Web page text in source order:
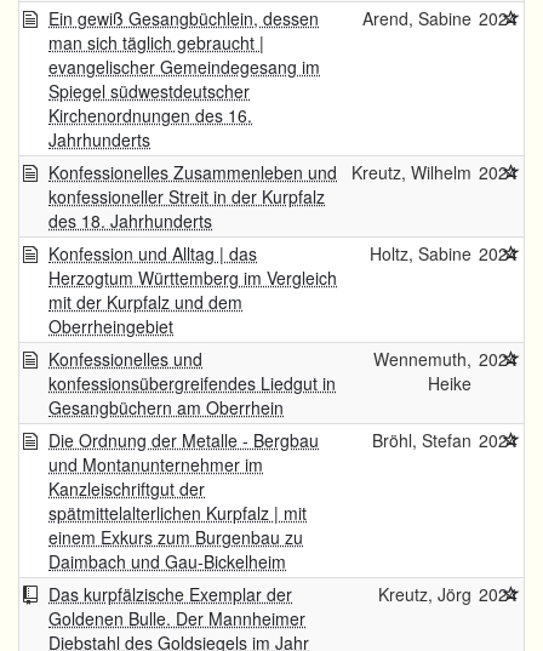
Ein gewiß Gesangbüchlein, dessen
man sich täglich gebraucht |
evangelischer Gemeindegesang im
Spiegel südwestdeutscher
Kirchenordnungen des 16.
Jahrhunderts
Arend, Sabine 2024
Konfessionelles Zusammenleben und
konfessioneller Streit in der Kurpfalz
des 18. Jahrhunderts
Kreutz, Wilhelm 2024
Konfession und Alltag | das
Herzogtum Württemberg im Vergleich
mit der Kurpfalz und dem
Oberrheingebiet
Holtz, Sabine 2024
Konfessionelles und
konfessionsübergreifendes Liedgut in
Gesangbüchern am Oberrhein
Wennemuth,
Heike
2024
Die Ordnung der Metalle - Bergbau
und Montanunternehmer im
Kanzleischriftgut der
spätmittelalterlichen Kurpfalz | mit
einem Exkurs zum Burgenbau zu
Daimbach und Gau-Bickelheim
Bröhl, Stefan 2024
Das kurpfälzische Exemplar der
Goldenen Bulle. Der Mannheimer
Diebstahl des Goldsiegels im Jahr
Kreutz, Jörg 2024